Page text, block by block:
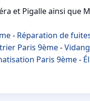
et Pigalle ainsi
- Réparation de
Paris 9ème-
Paris 9ème-